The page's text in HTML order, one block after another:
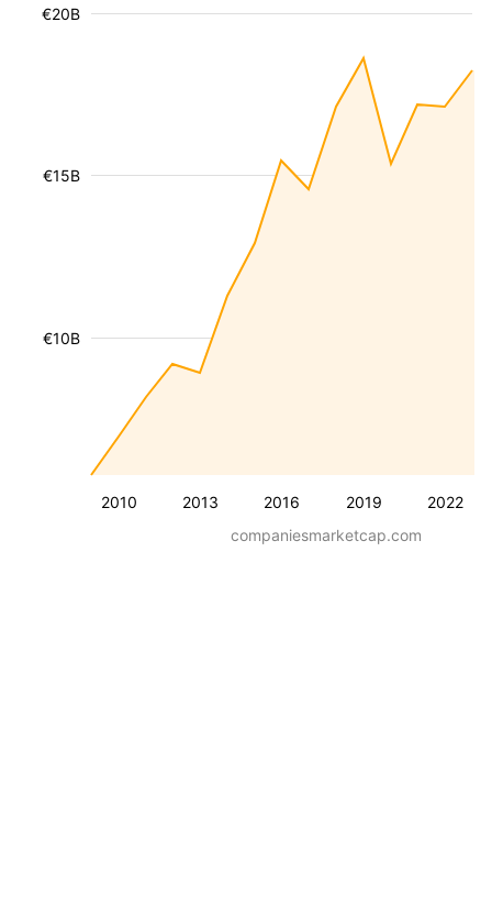
2010 2013 2016 2019 2022
€10B
€15B
€20B
companiesmarketcap.com